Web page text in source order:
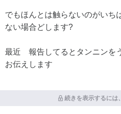
でもほんとは触らないのがい
ない場合どします?
最近 報告してるとタンニンを
お伝えします
続きを表示するには